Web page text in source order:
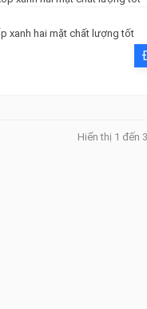
xanh hai mặt chất lượng tốt
Hiển thị 1 đến